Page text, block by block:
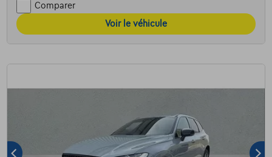
Comparer
Voir le véhicule